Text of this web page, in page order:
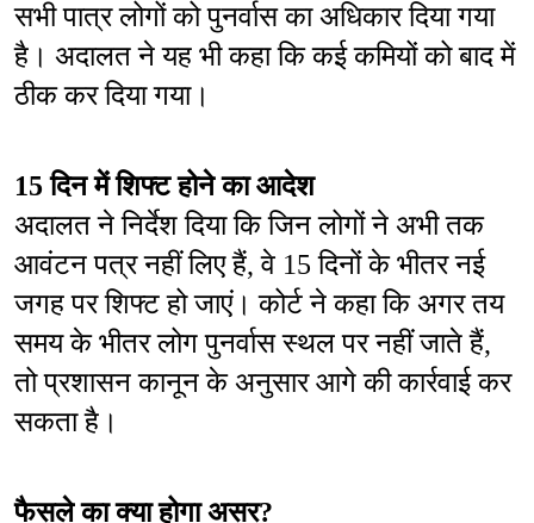
सभी पात्र लोगों को पुनर्वास का अधिकार दिया गया
है। अदालत ने यह भी कहा कि कई कमियों को बाद में
ठीक कर दिया गया।
15 दिन में शिफ्ट होने का आदेश
अदालत ने निर्देश दिया कि जिन लोगों ने अभी तक
आवंटन पत्र नहीं लिए हैं, वे 15 दिनों के भीतर नई
जगह पर शिफ्ट हो जाएं। कोर्ट ने कहा कि अगर तय
समय के भीतर लोग पुनर्वास स्थल पर नहीं जाते हैं,
तो प्रशासन कानून के अनुसार आगे की कार्रवाई कर
सकता है।
फैसले का क्या होगा असर?